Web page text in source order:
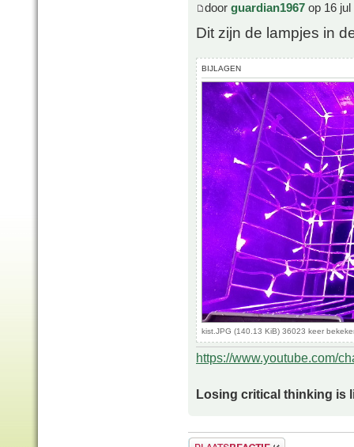
door guardian1967 op 16 jul
Dit zijn de lampjes in
BIJLAGEN
kist.JPG (140.13 KiB) 36023 keer
https://www.youtube.com/
Losing critical thinking is
Plaats een reactie